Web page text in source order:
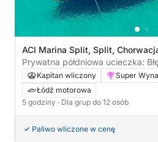
ACI Marina Split, Split,
Prywatna półdniowa ucieczka:
ČiovoKapitan wliczony
Super
Łódź motorowa
5 godziny · Dla grup do 12 osób
Paliwo wliczone w cenę